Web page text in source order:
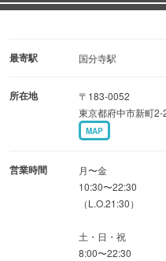
ンケーキなど
も完備
女子会や記念日、貸切パ
※設備は店舗により異なりま
※お電話でのご予約受付は
最寄駅 国分寺駅
所在地
〒183-0052
東京都府中市新町2-
MAP
営業時間
月〜金
10:30〜22:30
（L.O.21:30）
土・日・祝
8:00〜22:30